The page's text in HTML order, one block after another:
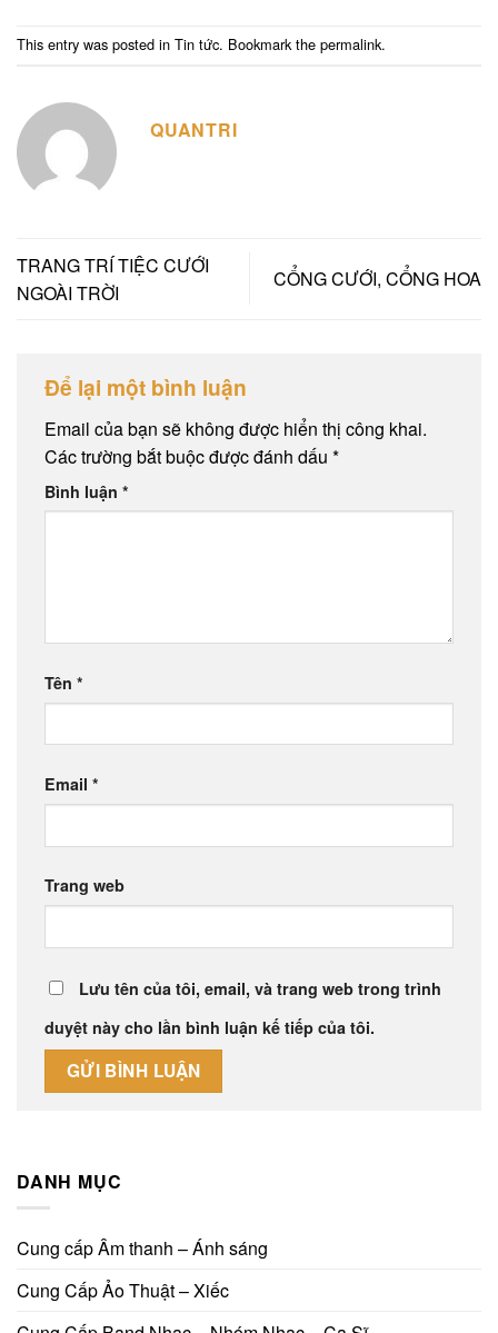
This entry was posted in Tin tức. Bookmark the permalink.
QUANTRI
TRANG TRÍ TIỆC CƯỚI
NGOÀI TRỜI
CỔNG CƯỚI, CỔNG HOA
Để lại một bình luận
Email của bạn sẽ không được hiển thị công khai.
Các trường bắt buộc được đánh dấu *
Bình luận *
Tên *
Email *
Trang web
Lưu tên của tôi, email, và trang web trong trình
duyệt này cho lần bình luận kế tiếp của tôi.
DANH MỤC
Cung cấp Âm thanh – Ánh sáng
Cung Cấp Ảo Thuật – Xiếc